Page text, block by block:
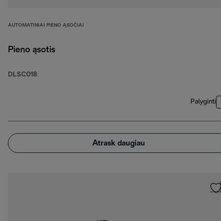
AUTOMATINIAI PIENO ĄSOČIAI
Pieno ąsotis
DLSC018
Palyginti
Atrask daugiau